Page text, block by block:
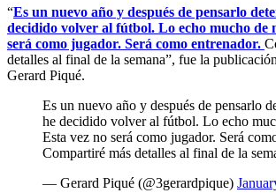
“Es un nuevo año y después de pensarlo
decidido volver al fútbol. Lo echo mucho de
será como jugador. Será como entrenador.
detalles al final de la semana”, fue la
Gerard Piqué.
Es un nuevo año y después de pensarlo
he decidido volver al fútbol. Lo echo
Esta vez no será como jugador. Será
Compartiré más detalles al final de la
— Gerard Piqué (@3gerardpique)